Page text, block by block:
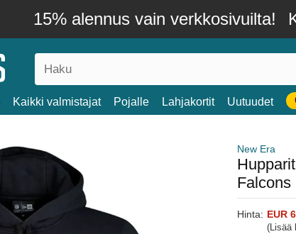
15% alennus vain verkkosivuilta!
Kaikki valmistajat Pojalle Lahjakortit Uutuudet
New Era
Falcons
Hinta: EUR
(Lisää